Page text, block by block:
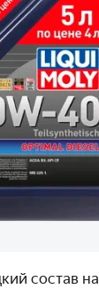
состав на